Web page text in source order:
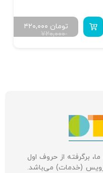
۷۲۰,۰۰۰
۴۲۰,۰۰۰ تومان
برگرفته از حروف اول
سرویس (خدمات) می‌باشد.